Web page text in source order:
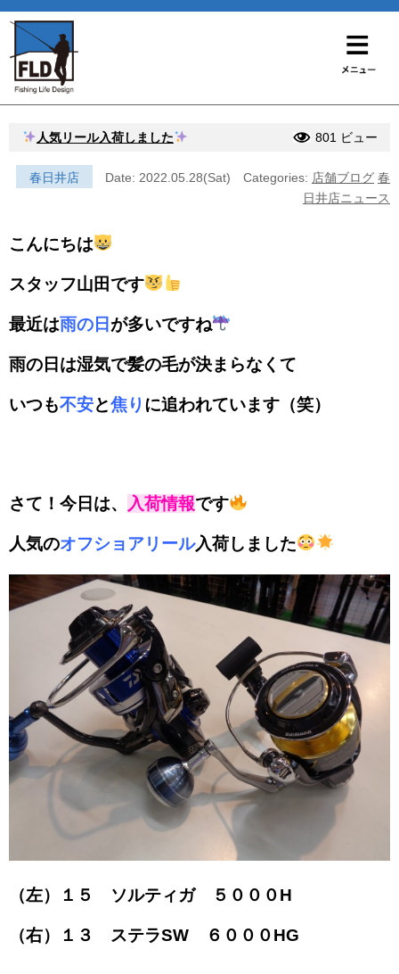
人気リール入荷しました 801 ビュー
春日井店 Date: 2022.05.28(Sat) Categories: 店舗ブログ 春
日井店ニュース
こんにちは
スタッフ山田です
最近は雨の日が多いですね
雨の日は湿気で髪の毛が決まらなくて
いつも不安と焦り に追われています（笑）
さて！今日は、 入荷情報です
人気のオフショアリール入荷しました
（左）１５ ソルティガ ５０００H
（右）１３ ステラSW ６０００HG